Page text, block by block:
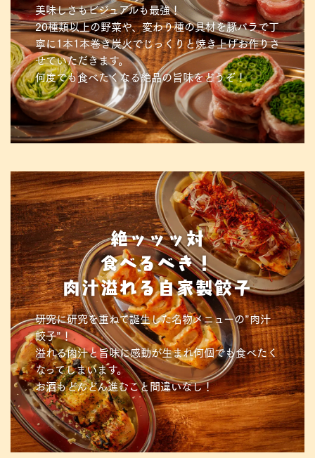
美味しさもビジュアルも最強！
20種類以上の野菜や、変わり種の具材を豚バラで丁
寧に1本1本巻き炭火でじっくりと焼き上げお作りさ
せていただきます。
何度でも食べたくなる絶品の旨味をどうぞ！
絶ッッッ対
食べるべき！
肉汁溢れる自家製餃子
研究に研究を重ねて誕生した名物メニューの”肉汁
餃子”！
溢れる肉汁と旨味に感動が生まれ何個でも食べたく
なってしまいます。
お酒もどんどん進むこと間違いなし！